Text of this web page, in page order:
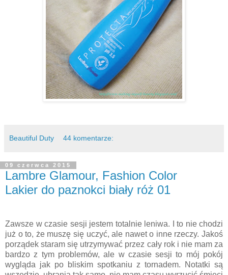
Beautiful Duty 44 komentarze:
09 czerwca 2015
Lambre Glamour, Fashion Color
Lakier do paznokci biały róż 01
Zawsze w czasie sesji jestem totalnie leniwa. I to nie chodzi
już o to, że muszę się uczyć, ale nawet o inne rzeczy. Jakoś
porządek staram się utrzymywać przez cały rok i nie mam za
bardzo z tym problemów, ale w czasie sesji to mój pokój
wygląda jak po bliskim spotkaniu z tornadem. Notatki są